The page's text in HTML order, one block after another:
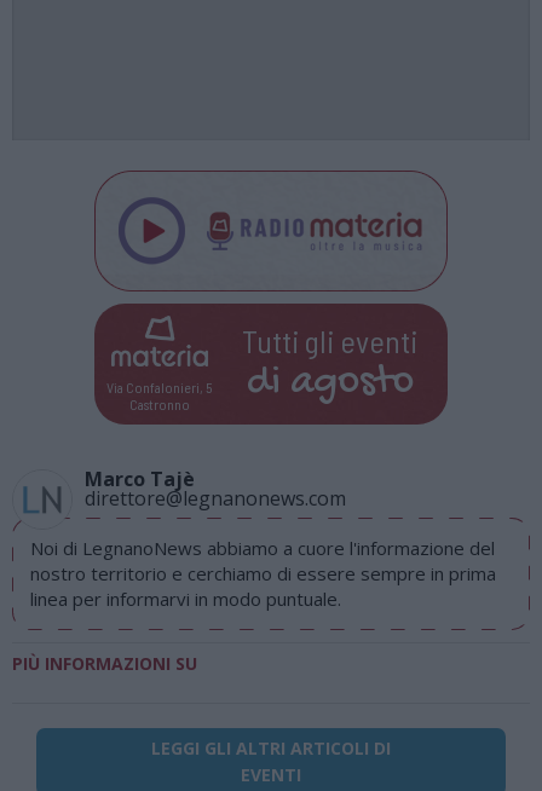
Via Confalonieri, 5
Castronno
Tutti gli eventi
di agosto
Marco Tajè
direttore@legnanonews.com
Noi di LegnanoNews abbiamo a cuore l'informazione del
nostro territorio e cerchiamo di essere sempre in prima
linea per informarvi in modo puntuale.
PIÙ INFORMAZIONI SU
LEGGI GLI ALTRI ARTICOLI DI
EVENTI